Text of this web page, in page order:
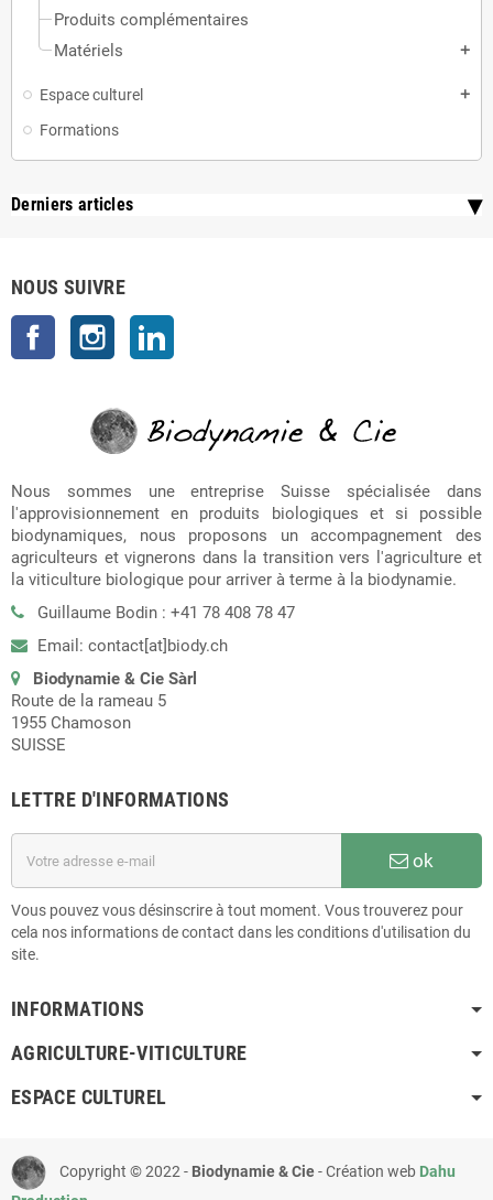
Produits complémentaires
Matériels
add
Espace culturel add
Formations
Derniers articles
NOUS SUIVRE
Facebook Instagram
Nous sommes une entreprise Suisse spécialisée dans
l'approvisionnement en produits biologiques et si possible
biodynamiques, nous proposons un accompagnement des
agriculteurs et vignerons dans la transition vers l'agriculture et
la viticulture biologique pour arriver à terme à la biodynamie.
Guillaume Bodin : +41 78 408 78 47
Email: contact[at]biody.ch
Biodynamie & Cie Sàrl
Route de la rameau 5
1955 Chamoson
SUISSE
LETTRE D'INFORMATIONS
ok
Vous pouvez vous désinscrire à tout moment. Vous trouverez pour
cela nos informations de contact dans les conditions d'utilisation du
site.
INFORMATIONS
AGRICULTURE-VITICULTURE
ESPACE CULTUREL
Copyright © 2022 - Biodynamie & Cie- Création web Dahu